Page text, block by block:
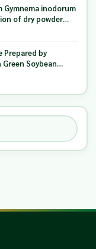
inodorum
of dry powder
by
Soybean